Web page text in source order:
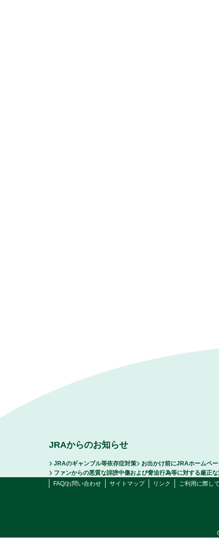
JRAからのお知らせ
JRAのギャンブル等依存症対策
お出かけ前にJRAホームペ
ファンからの悪質な誹謗中傷および脅迫行為等に対する厳正
FAQ/お問い合わせ
サイトマップ リンク ご利用に際し